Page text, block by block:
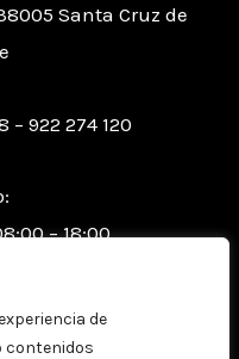
de
contenidos
Santa Cruz de
– 922 274 120
– 18:00
13:00